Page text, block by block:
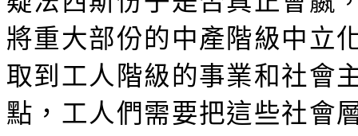
將重大部份的中產階級中立
取到工人階級的事業和社會
點，工人們需要把這些社會